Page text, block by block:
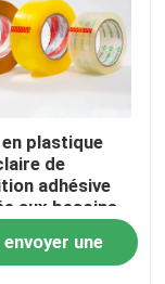
plastique
de
adhésive
aux besoins
d'emballage
de bande
envoyer une